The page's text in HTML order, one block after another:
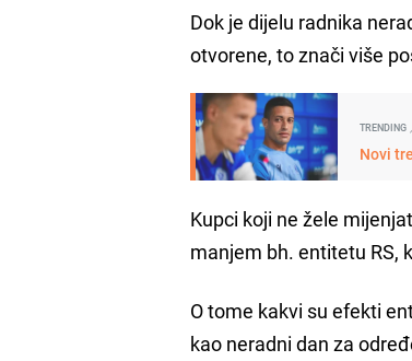
Dok je dijelu radnika
otvorene, to znači više
TRENDING
Novi
Kupci koji ne žele
manjem bh. entitetu RS,
O tome kakvi su efekti
kao neradni dan za